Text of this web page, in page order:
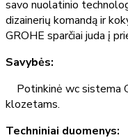
savo nuolatinio
dizainerių komandą ir
GROHE sparčiai juda į
Savybės:
Potinkinė wc sistema
klozetams.
Techniniai duomenys: